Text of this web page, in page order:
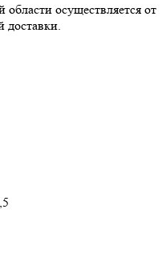
осуществляется от
доставки.